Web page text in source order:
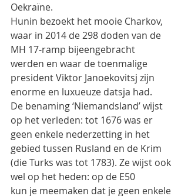
Oekraïne.
Hunin bezoekt het mooie Charkov,
waar in 2014 de 298 doden van de
MH 17-ramp bijeengebracht
werden en waar de toenmalige
president Viktor Janoekovitsj zijn
enorme en luxueuze datsja had.
De benaming ‘Niemandsland’ wijst
op het verleden: tot 1676 was er
geen enkele nederzetting in het
gebied tussen Rusland en de Krim
(die Turks was tot 1783). Ze wijst ook
wel op het heden: op de E50
kun je meemaken dat je geen enkele